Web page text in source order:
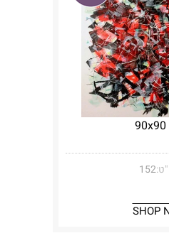
90x90
152
SHOP